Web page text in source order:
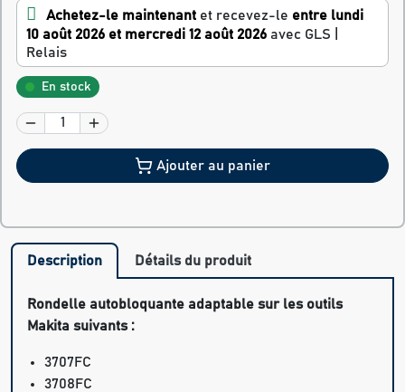
Achetez-le maintenant et recevez-le entre lundi
10 août 2026 et mercredi 12 août 2026 avec GLS |
Relais
En stock
Ajouter au panier
Description Détails du produit
Rondelle autobloquante adaptable sur les outils
Makita suivants :
3707FC
3708FC